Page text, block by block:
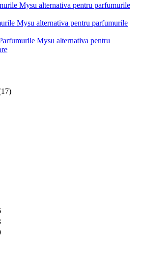
Mysu alternativa pentru parfumurile
Mysu alternativa pentru parfumurile
Mysu alternativa pentru